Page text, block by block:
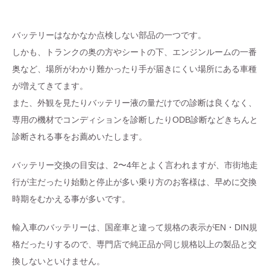
バッテリーはなかなか点検しない部品の一つです。
しかも、トランクの奥の方やシートの下、エンジンルームの一番
奥など、場所がわかり難かったり手が届きにくい場所にある車種
が増えてきてます。
また、外観を見たりバッテリー液の量だけでの診断は良くなく、
専用の機材でコンディションを診断したりODB診断などきちんと
診断される事をお薦めいたします。
バッテリー交換の目安は、2〜4年とよく言われますが、市街地走
行が主だったり始動と停止が多い乗り方のお客様は、早めに交換
時期をむかえる事が多いです。
輸入車のバッテリーは、国産車と違って規格の表示がEN・DIN規
格だったりするので、専門店で純正品か同じ規格以上の製品と交
換しないといけません。